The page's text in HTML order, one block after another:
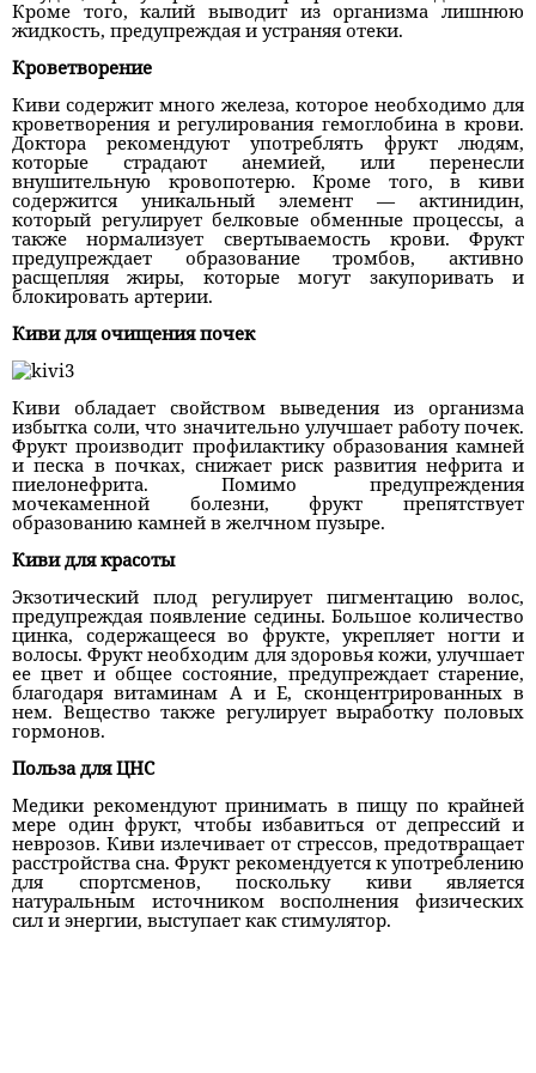
Кроме того, калий выводит из организма лишнюю
жидкость, предупреждая и устраняя отеки.
Кроветворение
Киви содержит много железа, которое необходимо для
кроветворения и регулирования гемоглобина в крови.
Доктора рекомендуют употреблять фрукт людям,
которые страдают анемией, или перенесли
внушительную кровопотерю. Кроме того, в киви
содержится уникальный элемент — актинидин,
который регулирует белковые обменные процессы, а
также нормализует свертываемость крови. Фрукт
предупреждает образование тромбов, активно
расщепляя жиры, которые могут закупоривать и
блокировать артерии.
Киви для очищения почек
Киви обладает свойством выведения из организма
избытка соли, что значительно улучшает работу почек.
Фрукт производит профилактику образования камней
и песка в почках, снижает риск развития нефрита и
пиелонефрита. Помимо предупреждения
мочекаменной болезни, фрукт препятствует
образованию камней в желчном пузыре.
Киви для красоты
Экзотический плод регулирует пигментацию волос,
предупреждая появление седины. Большое количество
цинка, содержащееся во фрукте, укрепляет ногти и
волосы. Фрукт необходим для здоровья кожи, улучшает
ее цвет и общее состояние, предупреждает старение,
благодаря витаминам А и Е, сконцентрированных в
нем. Вещество также регулирует выработку половых
гормонов.
Польза для ЦНС
Медики рекомендуют принимать в пищу по крайней
мере один фрукт, чтобы избавиться от депрессий и
неврозов. Киви излечивает от стрессов, предотвращает
расстройства сна. Фрукт рекомендуется к употреблению
для спортсменов, поскольку киви является
натуральным источником восполнения физических
сил и энергии, выступает как стимулятор.